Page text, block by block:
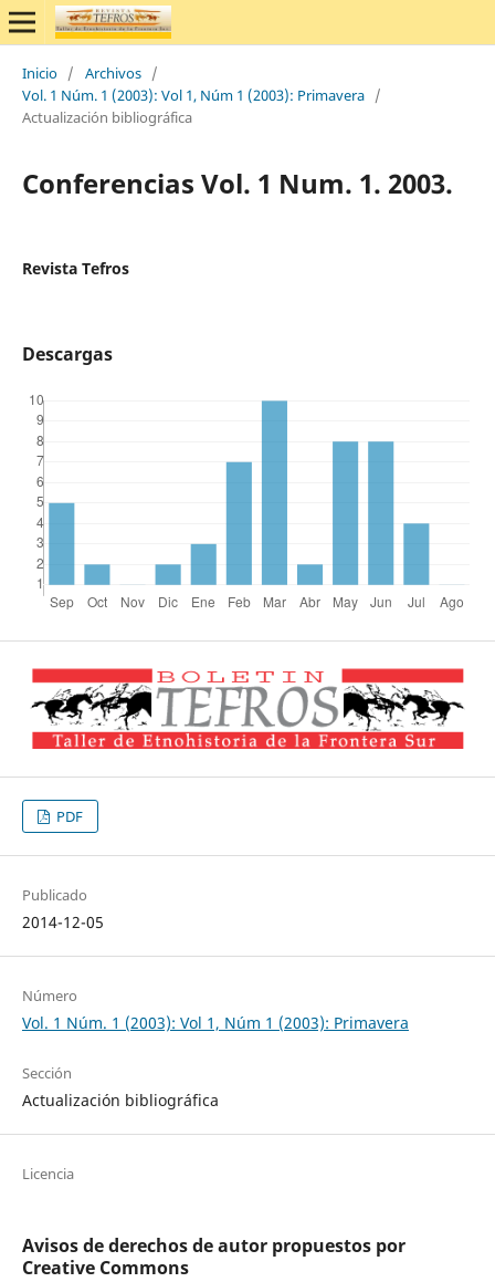
Inicio / Archivos /
Vol. 1 Núm. 1 (2003): Vol 1, Núm 1 (2003): Primavera /
Actualización bibliográfica
Conferencias Vol. 1 Num. 1. 2003.
Revista Tefros
Descargas
PDF
Publicado
2014-12-05
Número
Vol. 1 Núm. 1 (2003): Vol 1, Núm 1 (2003): Primavera
Sección
Actualización bibliográfica
Licencia
Avisos de derechos de autor propuestos por
Creative Commons